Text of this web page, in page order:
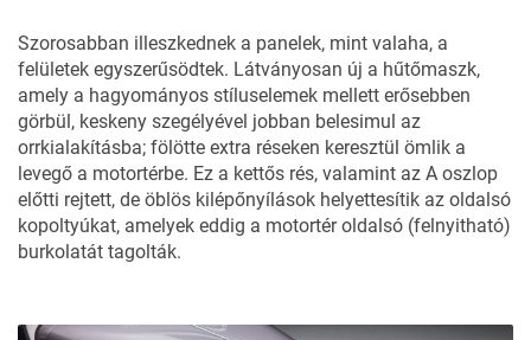
Szorosabban illeszkednek a panelek, mint valaha, a
felületek egyszerűsödtek. Látványosan új a hűtőmaszk,
amely a hagyományos stíluselemek mellett erősebben
görbül, keskeny szegélyével jobban belesimul az
orrkialakításba; fölötte extra réseken keresztül ömlik a
levegő a motortérbe. Ez a kettős rés, valamint az A oszlop
előtti rejtett, de öblös kilépőnyílások helyettesítik az oldalsó
kopoltyúkat, amelyek eddig a motortér oldalsó (felnyitható)
burkolatát tagolták.